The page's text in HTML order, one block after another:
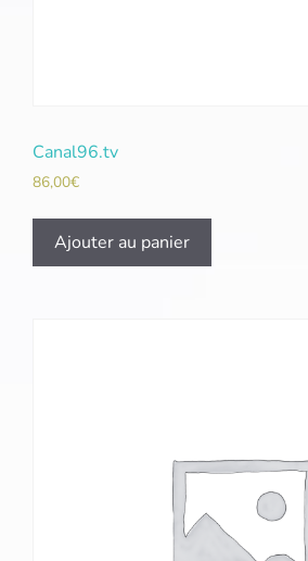
Canal96.tv
86,00€
Ajouter au panier